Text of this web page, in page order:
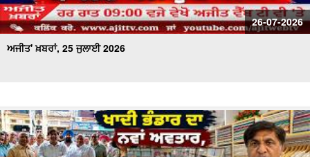
26-07-2026
ਅਜੀਤ' ਖ਼ਬਰਾਂ, 25 ਜੁਲਾਈ 2026